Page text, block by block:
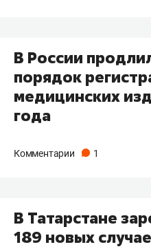
В России
порядок
медицинских
года
Комментарии 1
В Татарстане
189 новых